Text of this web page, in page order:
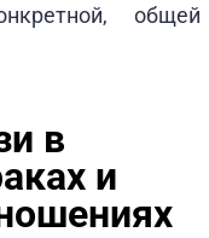
общей
в
и